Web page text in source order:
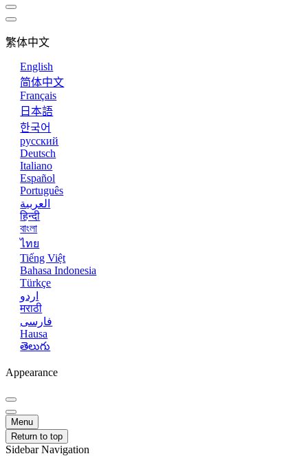
繁体中文
English
简体中文
Français
日本語
한국어
русский
Deutsch
Italiano
Español
Português
العربية
हिन्दी
বাংলা
ไทย
Tiếng Việt
Bahasa Indonesia
Türkçe
اردو
मराठी
فارسی
Hausa
తెలుగు
Appearance
Menu
Return to top
Sidebar Navigation